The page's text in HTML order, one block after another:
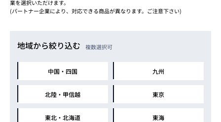
業を選択いただけます。
(パートナー企業により、対応できる商品が異なります。ご注意下さい)
地域から絞り込む 複数選択可
中国・四国 九州
北陸・甲信越 東京
東北・北海道 東海